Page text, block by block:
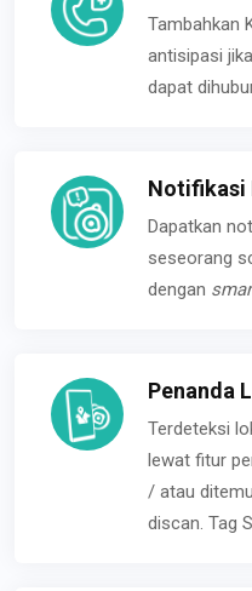
Tambahkan
antisipasi
dapat
Notifikasi
Dapatkan
seseorang
dengan
Penanda
Terdeteksi
lewat fitur
/ atau
discan. Tag